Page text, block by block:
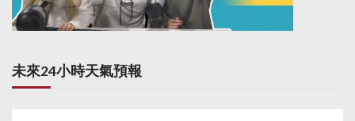
未來24小時天氣預報